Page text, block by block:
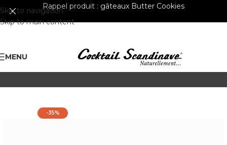
Skip to navigation
Skip to main content
Rappel produit : gâteaux Butter Cookies
MENU
-35%